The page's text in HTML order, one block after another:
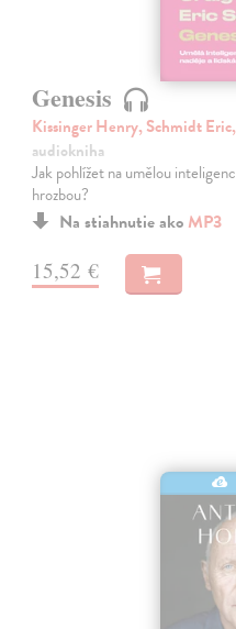
Genesis
Kissinger Henry, Schmidt
audiokniha
Jak pohlížet na umělou
hrozbou?
Na stiahnutie ako MP3
15,52 €